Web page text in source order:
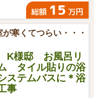
総額 15 万円
が寒くてつらい・・・
K様邸 お風呂リ
タイル貼りの浴
ステムバスに＊浴
事